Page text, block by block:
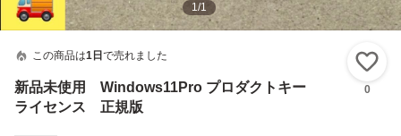
1/1
この商品は1日 で売れました
新品未使用 Windows11Pro プロダクトキー
ライセンス 正規版
0